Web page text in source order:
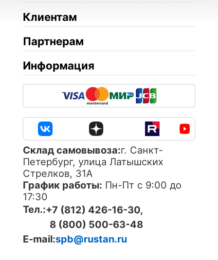
Клиентам
Партнерам
Информация
Cклад самовывоза:г. Санкт-
Петербург, улица Латышских
Стрелков, 31А
График работы: Пн-Пт с 9:00 до
17:30
Тел.:+7 (812) 426-16-30,
8 (800) 500-63-48
E-mail:spb@rustan.ru